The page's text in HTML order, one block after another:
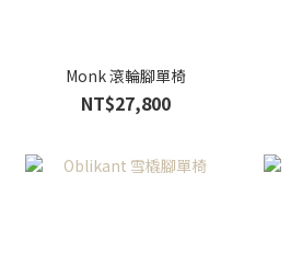
Monk 滾輪腳單椅
NT$27,800